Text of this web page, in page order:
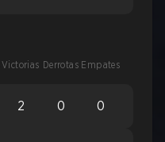
Victorias Derrotas Empates
2 0 0